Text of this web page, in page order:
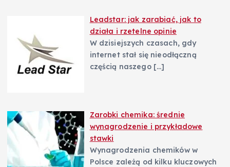
Leadstar: jak zarabiać, jak to
działa i rzetelne opinie
W dzisiejszych czasach, gdy
internet stał się nieodłączną
częścią naszego […]
Zarobki chemika: średnie
wynagrodzenie i przykładowe
stawki
Wynagrodzenia chemików w
Polsce zależą od kilku kluczowych